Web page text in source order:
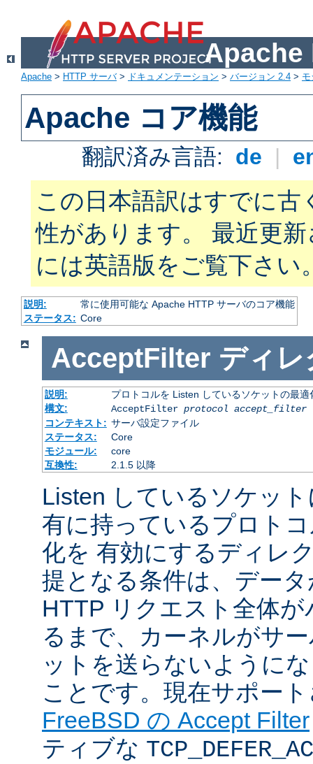
Apache
Apache > HTTP サーバ> ドキュメンテーション > バージョン 2.4 >
Apache コア機能
翻訳済み言語: de |
この日本語訳はすでに古
性があります。 最近更
には英語版をご覧下さい
説明:
常に使用可能な Apache HTTP サーバのコア機能
ステータス: Core
AcceptFilter ディレ
説明:
プロトコルを Listen しているソケットの最適
構文:
AcceptFilter protocol accept_filter
コンテキスト: サーバ設定ファイル
ステータス:
Core
モジュール:
core
互換性:
2.1.5 以降
Listen しているソケッ
有に持っているプロト
化を 有効にするディレ
提となる条件は、デー
HTTP リクエスト全体
るまで、カーネルがサ
ットを送らないように
ことです。現在サポー
FreeBSD の Accept Filter
ティブな